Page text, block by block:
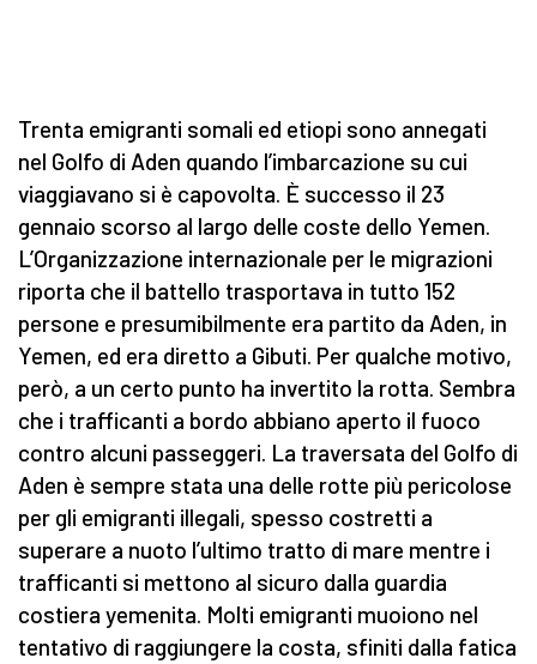
Trenta emigranti somali ed etiopi sono annegati
nel Golfo di Aden quando l’imbarcazione su cui
viaggiavano si è capovolta. È successo il 23
gennaio scorso al largo delle coste dello Yemen.
L’Organizzazione internazionale per le migrazioni
riporta che il battello trasportava in tutto 152
persone e presumibilmente era partito da Aden, in
Yemen, ed era diretto a Gibuti. Per qualche motivo,
però, a un certo punto ha invertito la rotta. Sembra
che i trafficanti a bordo abbiano aperto il fuoco
contro alcuni passeggeri. La traversata del Golfo di
Aden è sempre stata una delle rotte più pericolose
per gli emigranti illegali, spesso costretti a
superare a nuoto l’ultimo tratto di mare mentre i
trafficanti si mettono al sicuro dalla guardia
costiera yemenita. Molti emigranti muoiono nel
tentativo di raggiungere la costa, sfiniti dalla fatica